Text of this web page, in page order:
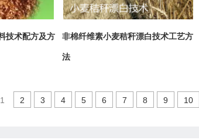
技术配方及方 非棉纤维素小麦秸秆漂白技术工艺方
法
1 2 3 4 5 6 7 8 9 10